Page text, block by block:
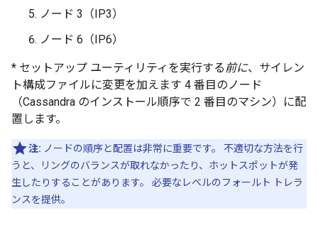
ノード 3（IP3）
ノード 6（IP6）
* セットアップ ユーティリティを実行する 前に、サイレン
ト構成ファイルに変更を加えます 4 番目のノード
（Cassandra のインストール順序で 2 番目のマシン）に配
置します。
注: ノードの順序と配置は非常に重要です。 不適切な方法を行
うと、リングのバランスが取れなかったり、ホットスポットが発
生したりすることがあります。 必要なレベルのフォールト トレラ
ンスを提供。